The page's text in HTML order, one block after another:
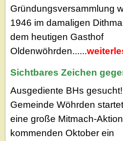
Gründungsversammlung
1946 im damaligen
dem heutigen Gasthof
Oldenwöhrden......
Sichtbares Zeichen
Ausgediente BHs
Gemeinde Wöhrden
eine große Mitmach-
kommenden Oktober ein